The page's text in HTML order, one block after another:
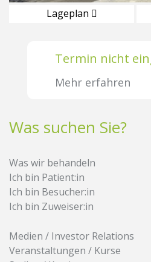
Lageplan
Termin nicht
Mehr erfahren
Was suchen Sie?
Was wir behandeln
Ich bin Patient:in
Ich bin Besucher:in
Ich bin Zuweiser:in
Medien / Investor Relations
Veranstaltungen / Kurse